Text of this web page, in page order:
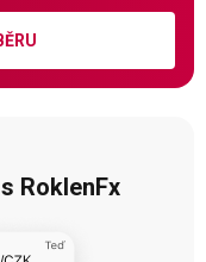
RoklenFx